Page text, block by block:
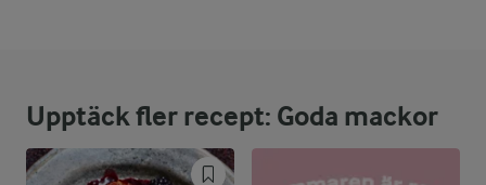
Fett:
24,8 %
8,4 g
Kolhydrater:
45,5 %
33,6 g
Upptäck fler recept: Goda mackor